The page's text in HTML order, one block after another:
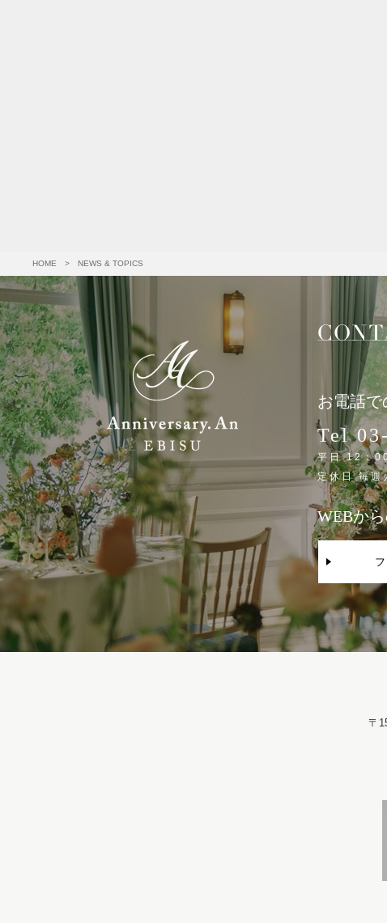
HOME > NEWS & TOPICS
お電話
Tel
平日 12：
定休日 毎週
WEBか
〒